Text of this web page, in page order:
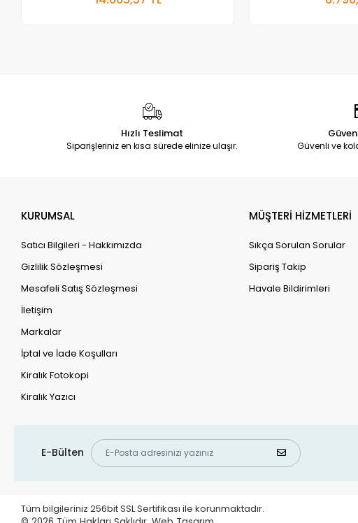
Hızlı Teslimat
Siparişleriniz en kısa sürede elinize ulaşır. Güvenli ve
KURUMSAL
Satıcı Bilgileri - Hakkımızda
Gizlilik Sözleşmesi
Mesafeli Satış Sözleşmesi
İletişim
Markalar
İptal ve İade Koşulları
Kiralık Fotokopi
Kiralık Yazıcı
MÜŞTERİ HİZMETLERİ
Sıkça Sorulan Sorular
Sipariş Takip
Havale Bildirimleri
E-Bülten
Tüm bilgileriniz 256bit SSL Sertifikası ile korunmaktadır.